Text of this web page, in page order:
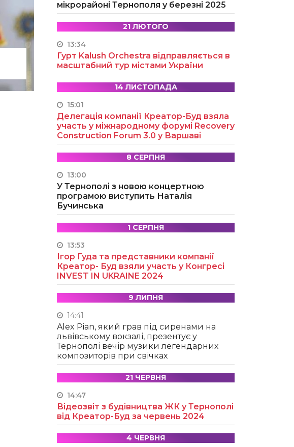
мікрорайоні Тернополя у березні 2025
21 ЛЮТОГО
13:34
Гурт Kalush Orchestra відправляється в
масштабний тур містами України
14 ЛИСТОПАДА
15:01
Делегація компанії Креатор-Буд взяла
участь у міжнародному форумі Recovery
Construction Forum 3.0 у Варшаві
8 СЕРПНЯ
13:00
У Тернополі з новою концертною
програмою виступить Наталія
Бучинська
1 СЕРПНЯ
13:53
Ігор Гуда та представники компанії
Креатор- Буд взяли участь у Конгресі
INVEST IN UKRAINE 2024
9 ЛИПНЯ
14:41
Alex Pian, який грав під сиренами на
львівському вокзалі, презентує у
Тернополі вечір музики легендарних
композиторів при свічках
21 ЧЕРВНЯ
14:47
Відеозвіт з будівництва ЖК у Тернополі
від Креатор-Буд за червень 2024
4 ЧЕРВНЯ